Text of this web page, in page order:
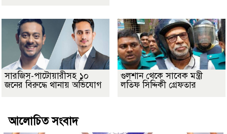
সারজিস-পাটোয়ারীসহ ১০
জনের বিরুদ্ধে থানায় অভিযোগ
গুলশান থেকে সাবেক মন্ত্রী
লতিফ সিদ্দিকী গ্রেফতার
আলোচিত সংবাদ